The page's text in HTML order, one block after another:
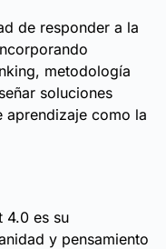
de responder a la
metodología
soluciones
aprendizaje como la
4.0 es su
y pensamiento